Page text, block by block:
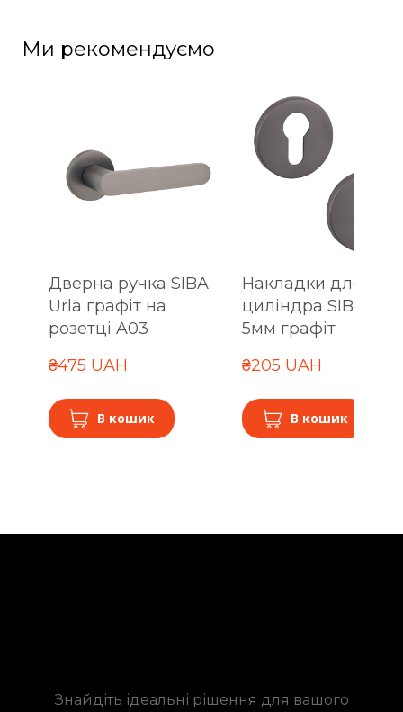
Ми рекомендуємо
Дверна ручка SIBA
Urla графіт на
розетці A03
₴475 UAH
В кошик
Накладки для
циліндра SIBA A03
5мм графіт
₴205 UAH
В кошик
Знайдіть ідеальні рішення для вашого